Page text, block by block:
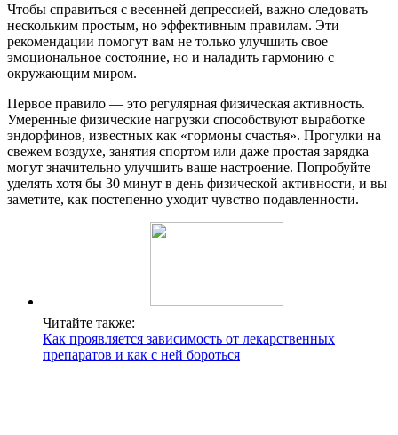
Чтобы справиться с весенней депрессией, важно следовать
нескольким простым, но эффективным правилам. Эти
рекомендации помогут вам не только улучшить свое
эмоциональное состояние, но и наладить гармонию с
окружающим миром.
Первое правило — это регулярная физическая активность.
Умеренные физические нагрузки способствуют выработке
эндорфинов, известных как «гормоны счастья». Прогулки на
свежем воздухе, занятия спортом или даже простая зарядка
могут значительно улучшить ваше настроение. Попробуйте
уделять хотя бы 30 минут в день физической активности, и вы
заметите, как постепенно уходит чувство подавленности.
Читайте также:
Как проявляется зависимость от лекарственных
препаратов и как с ней бороться